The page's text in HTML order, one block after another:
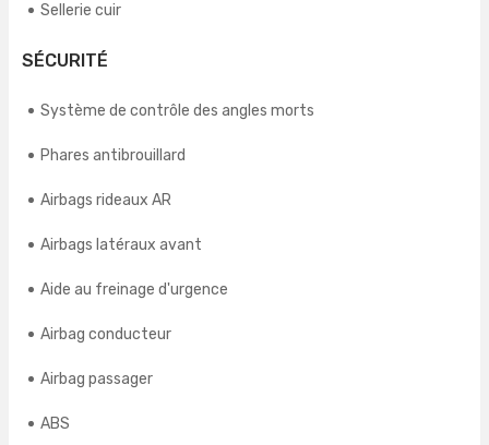
Sellerie cuir
SÉCURITÉ
Système de contrôle des angles morts
Phares antibrouillard
Airbags rideaux AR
Airbags latéraux avant
Aide au freinage d'urgence
Airbag conducteur
Airbag passager
ABS